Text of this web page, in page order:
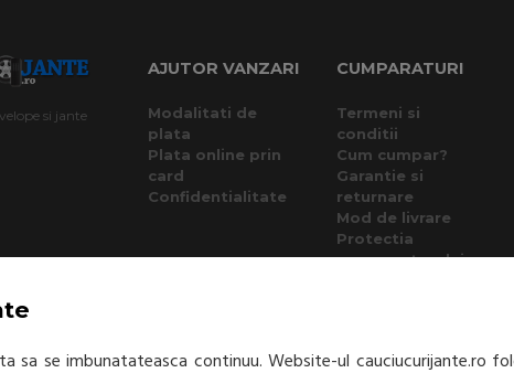
sa se imbunatateasca continuu. Website-ul
si jante
AJUTOR VANZARI
Modalitati de
plata
Plata online prin
card
Confidentialitate
CUMPARATURI
Termeni si
conditii
Cum cumpar?
Garantie si
returnare
Mod de livrare
Protectia
consumatorului -